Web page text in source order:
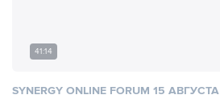
41:14
SYNERGY ONLINE FORUM 15 АВГУСТА